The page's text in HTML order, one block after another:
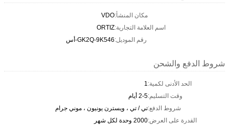
مكان المنشأ:VDO
اسم العلامة التجارية:ORTIZ
رقم الموديل:GK2Q-9K546-أس
شروط الدفع والشحن
الحد الأدنى لكمية:1
وقت التسليم:2-5 أيام
شروط الدفع:تي / تي ، ويسترن يونيون ، موني جرام
القدرة على العرض:2000 وحدة لكل شهر